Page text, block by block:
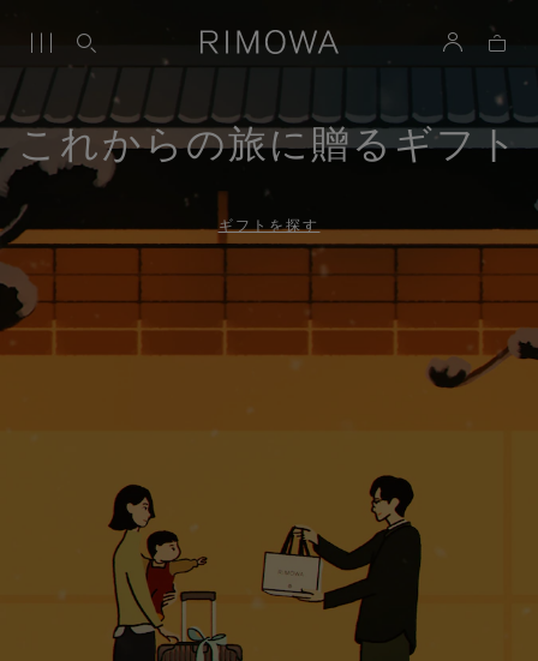
これからの旅に贈るギフト
ギフトを探す